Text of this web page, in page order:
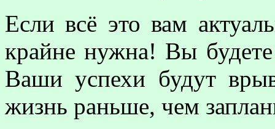
Если всё это вам
крайне нужна! Вы
Ваши успехи будут
жизнь раньше, чем